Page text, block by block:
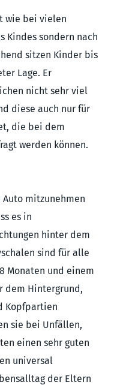
wie bei vielen
Kindes sondern nach
sitzen Kinder bis
Lage. Er
nicht sehr viel
diese auch nur für
die bei dem
werden können.
mitzunehmen
es in
hinter dem
sind für alle
Monaten und einem
dem Hintergrund,
Kopfpartien
sie bei Unfällen,
einen sehr guten
universal
der Eltern